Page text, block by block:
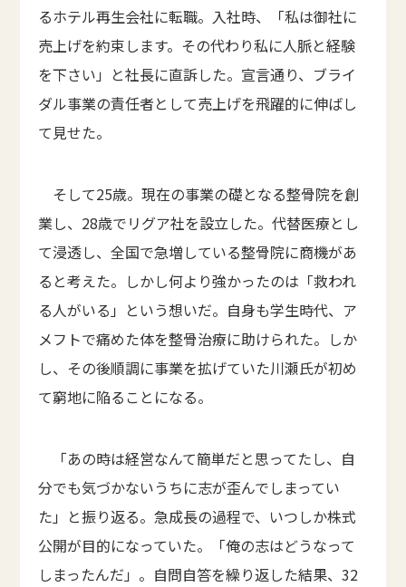
るホテル再生会社に転職。入社時、「私は御社に
売上げを約束します。その代わり私に人脈と経験
を下さい」と社長に直訴した。宣言通り、ブライ
ダル事業の責任者として売上げを飛躍的に伸ばし
て見せた。
そして25歳。現在の事業の礎となる整骨院を創
業し、28歳でリグア社を設立した。代替医療とし
て浸透し、全国で急増している整骨院に商機があ
ると考えた。しかし何より強かったのは「救われ
る人がいる」という想いだ。自身も学生時代、ア
メフトで痛めた体を整骨治療に助けられた。しか
し、その後順調に事業を拡げていた川瀬氏が初め
て窮地に陥ることになる。
「あの時は経営なんて簡単だと思ってたし、自
分でも気づかないうちに志が歪んでしまってい
た」と振り返る。急成長の過程で、いつしか株式
公開が目的になっていた。「俺の志はどうなって
しまったんだ」。自問自答を繰り返した結果、32